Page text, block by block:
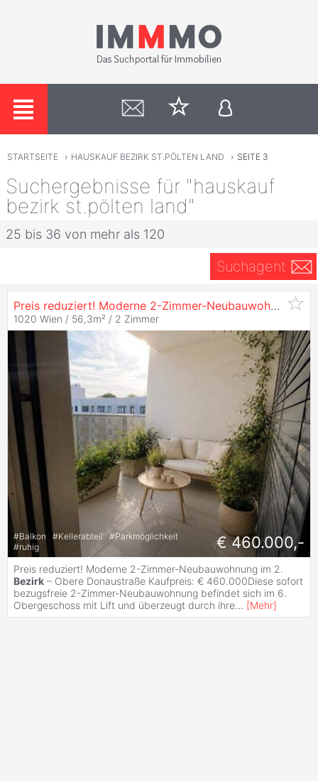
STARTSEITE › HAUSKAUF BEZIRK ST.PÖLTEN LAND › SEITE 3
Suchergebnisse für "hauskauf
bezirk st.pölten land"
25 bis 36 von mehr als 120
Suchagent
Preis reduziert! Moderne 2-Zimmer-Neubauwohnung im 2.
1020 Wien / 56,3m² / 2 Zimmer
#Balkon #Kellerabteil #Parkmöglichkeit
#ruhig € 460.000,-
Preis reduziert! Moderne 2-Zimmer-Neubauwohnung im 2.
Bezirk – Obere Donaustraße Kaufpreis: € 460.000Diese sofort
bezugsfreie 2-Zimmer-Neubauwohnung befindet sich im 6.
Obergeschoss mit Lift und überzeugt durch ihre... [Mehr]